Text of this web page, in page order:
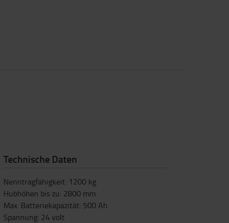
Technische Daten
Nenntragfähigkeit: 1200 kg
Hubhöhen bis zu: 2800 mm
Max. Batteriekapazität: 500 Ah
Spannung: 24 volt